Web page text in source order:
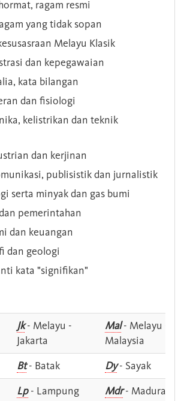
ragam resmi
yang tidak sopan
Melayu Klasik
dan kepegawaian
kata bilangan
dan fisiologi
kelistrikan dan teknik
dan kerjinan
publisistik dan jurnalistik
serta minyak dan gas bumi
pemerintahan
dan keuangan
dan geologi
kata "signifikan"
Jk- Melayu -
Jakarta
Mal- Melayu -
Malaysia
Bt- Batak Dy- Sayak
Lp- Lampung Mdr- Madura